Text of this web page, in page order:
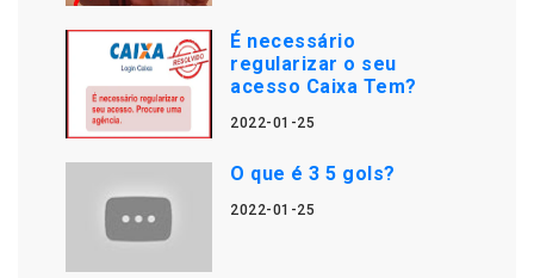
É necessário
regularizar o seu
acesso Caixa Tem?
2022-01-25
O que é 3 5 gols?
2022-01-25